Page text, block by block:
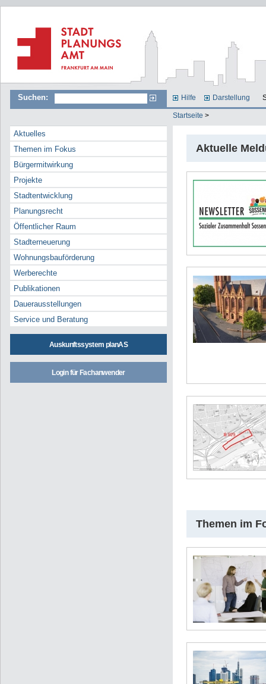
Suchen: Hilfe Darstellung
Startseite >
Aktuelles
Themen im Fokus
Bürgermitwirkung
Projekte
Stadtentwicklung
Planungsrecht
Öffentlicher Raum
Stadterneuerung
Wohnungsbauförderung
Werberechte
Publikationen
Dauerausstellungen
Service und Beratung
Auskunftssystem planAS
Login für Fachanwender
Aktuelle
Themen im